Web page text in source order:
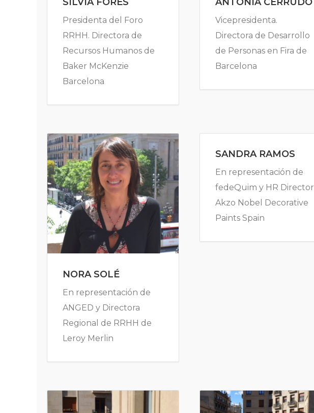
Presidenta del Foro
RRHH. Directora de
Recursos Humanos de
Baker McKenzie
Barcelona
Vicepresidenta.
Directora de Desarrollo
de Personas en Fira de
Barcelona
NORA SOLÉ
En representación de
ANGED y Directora
Regional de RRHH de
Leroy Merlin
SANDRA RAMOS
En representación de
fedeQuim y HR Director
Akzo Nobel Decorative
Paints Spain